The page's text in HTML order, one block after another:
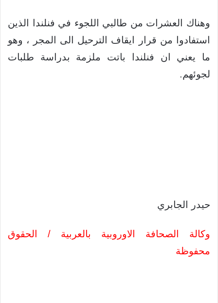
وهناك العشرات من طالبي اللجوء في فنلندا الذين
استفادوا من قرار ايقاف الترحيل الى المجر ، وهو
ما يعني ان فنلندا باتت ملزمة بدراسة طلبات
لجوئهم.
حيدر الجابري
وكالة الصحافة الاوروبية بالعربية / الحقوق
محفوظة